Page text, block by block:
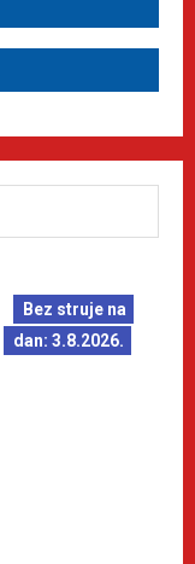
Bez struje na
dan: 3.8.2026.